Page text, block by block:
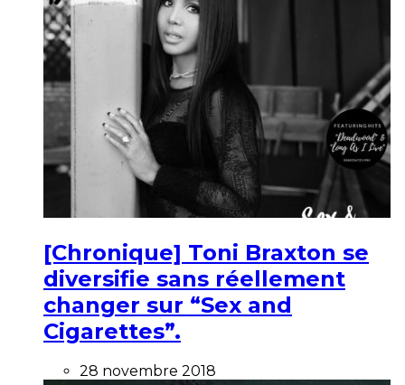
[Chronique] Toni Braxton se
diversifie sans réellement
changer sur “Sex and
Cigarettes”.
28 novembre 2018